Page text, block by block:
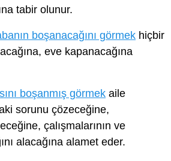
tabir olunur.
boşanacağını görmek hiçbir
eve kapanacağına
boşanmış görmek aile
sorunu çözeceğine,
çalışmalarının ve
alacağına alamet eder.